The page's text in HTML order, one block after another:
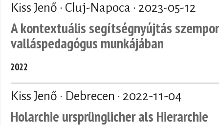
Kiss Jenő · Cluj-Napoca · 2023-05-12
A kontextuális segítségnyújtás
valláspedagógus munkájában
2022
Kiss Jenő · Debrecen · 2022-11-04
Holarchie ursprünglicher als Hierarchie